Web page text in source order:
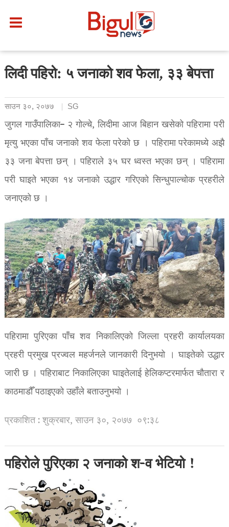
लिदी पहिरो: ५ जनाको शव फेला, ३३ बेपत्ता
साउन ३०, २०७७ SG
जुगल गाउँपालिका– २ गोल्चे, लिदीमा आज बिहान खसेको पहिरामा परी
मृत्यु भएका पाँच जनाको शव फेला परेको छ । पहिरामा परेकामध्ये अझै
३३ जना बेपत्ता छन् । पहिराले ३५ घर ध्वस्त भएका छन् । पहिरामा
परी घाइते भएका १४ जनाको उद्धार गरिएको सिन्धुपाल्चोक प्रहरीले
जनाएको छ ।
पहिरामा पुरिएका पाँच शव निकालिएको जिल्ला प्रहरी कार्यालयका
प्रहरी प्रमुख प्रज्वल महर्जनले जानकारी दिनुभयो । घाइतेको उद्धार
जारी छ । पहिराबाट निकालिएका घाइतेलाई हेलिकप्टरमार्फत चौतारा र
काठमाडौँ पठाइएको उहाँले बताउनुभयो ।
प्रकाशित : शुक्रबार, साउन ३०, २०७७ ०९:३८
पहिरोले पुरिएका २ जनाको श-व भेटियो !